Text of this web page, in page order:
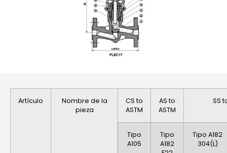
Artículo
Nombre de la
pieza
CS to
ASTM
AS to
ASTM
SS
Tipo
A105
Tipo
A182
Tipo A182
304(L)